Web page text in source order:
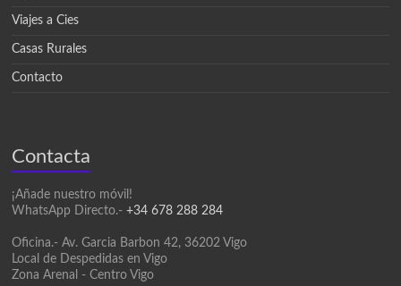
Viajes a Cies
Casas Rurales
Contacto
Contacta
¡Añade nuestro móvil!
WhatsApp Directo.-+34 678 288 284
Oficina.- Av. Garcia Barbon 42, 36202 Vigo
Local de Despedidas en Vigo
Zona Arenal - Centro Vigo